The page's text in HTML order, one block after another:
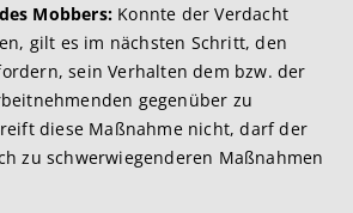
Mobbers: Konnte der Verdacht
gilt es im nächsten Schritt, den
sein Verhalten dem bzw. der
gegenüber zu
diese Maßnahme nicht, darf der
zu schwerwiegenderen Maßnahmen